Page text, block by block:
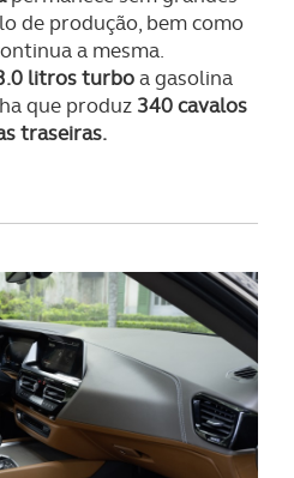
internacionais de
apenas com o seu
se afigure estritamente
serviços a prestar.
ter impacto na sua
do site.
de produção, bem como
a mesma.
litros turboa gasolina
que produz 340 cavalos
traseiras.